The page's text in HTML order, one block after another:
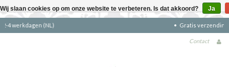
Contact
Wij slaan cookies op om onze website te verbeteren. Is dat akkoord? Ja